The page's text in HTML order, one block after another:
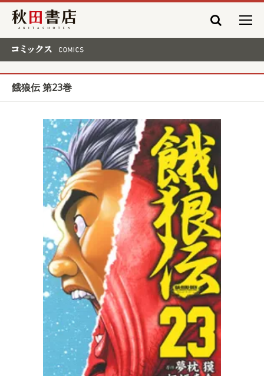
秋田書店
餓狼伝 第23巻